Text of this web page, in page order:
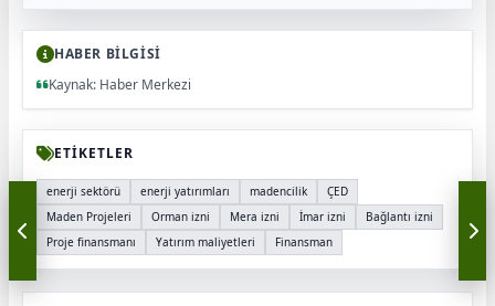
HABER BİLGİSİ
Kaynak: Haber Merkezi
ETİKETLER
enerji sektörü enerji yatırımları madencilik
ÇED
Maden Projeleri
Orman izni Mera izni İmar izni
Bağlantı izni
Proje finansmanı
Yatırım maliyetleri Finansman